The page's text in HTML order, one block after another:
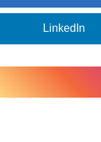
LinkedIn